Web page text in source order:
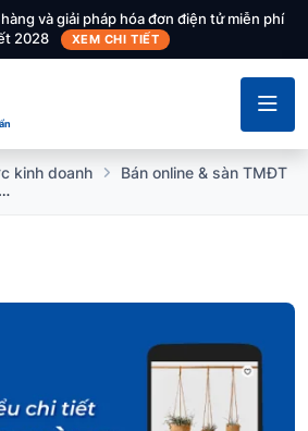
và giải pháp hóa đơn điện tử miễn phí
2028
XEM CHI TIẾT
kinh doanh
Bán online & sàn TMĐT
5 phút tìm hiểu chi tiết cách bán hàng trên Etsy hiệu quả nhất